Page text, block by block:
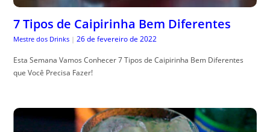
7 Tipos de Caipirinha Bem Diferentes
Mestre dos Drinks | 26 de fevereiro de 2022
Esta Semana Vamos Conhecer 7 Tipos de Caipirinha Bem Diferentes
que Você Precisa Fazer!